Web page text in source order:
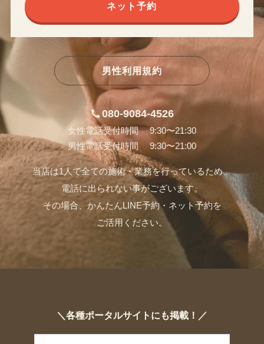
ネット予約
男性利用規約
080-9084-4526
女性電話受付時間 9:30〜21:30
男性電話受付時間 9:30〜21:00
当店は1人で全ての施術・業務を行っているため、
電話に出られない事がございます。
その場合、かんたんLINE予約・ネット予約を
ご活用ください。
＼各種ポータルサイトにも掲載！／